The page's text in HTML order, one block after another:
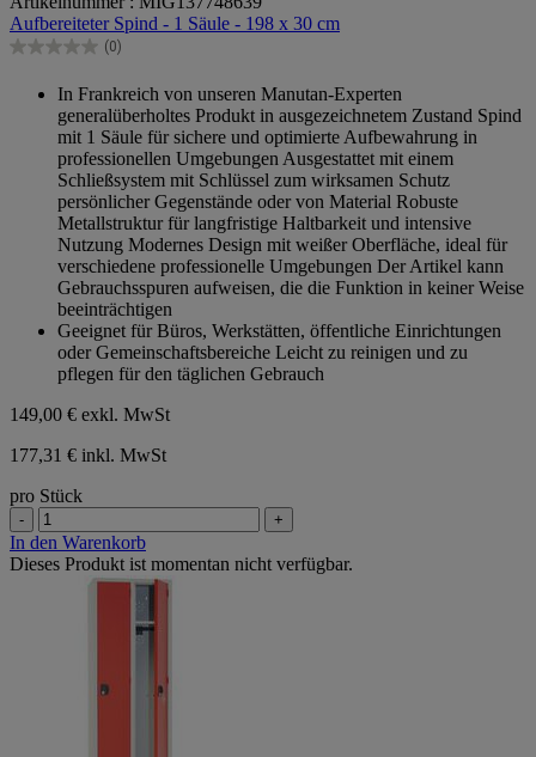
von
5
Sternen.
Aufbereiteter Spind - 1 Säule - 198 x 30 cm
(0)
0.0
Sternen.
In Frankreich von unseren Manutan-Experten
generalüberholtes Produkt in ausgezeichnetem Zustand Spind
mit 1 Säule für sichere und optimierte Aufbewahrung in
professionellen Umgebungen Ausgestattet mit einem
Schließsystem mit Schlüssel zum wirksamen Schutz
persönlicher Gegenstände oder von Material Robuste
Metallstruktur für langfristige Haltbarkeit und intensive
Nutzung Modernes Design mit weißer Oberfläche, ideal für
verschiedene professionelle Umgebungen Der Artikel kann
Gebrauchsspuren aufweisen, die die Funktion in keiner Weise
beeinträchtigen
Geeignet für Büros, Werkstätten, öffentliche Einrichtungen
oder Gemeinschaftsbereiche Leicht zu reinigen und zu
pflegen für den täglichen Gebrauch
149,00 € exkl. MwSt
177,31 € inkl. MwSt
pro Stück
- +
In den Warenkorb
Dieses Produkt ist momentan nicht verfügbar.